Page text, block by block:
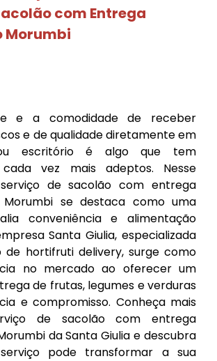
com Entrega
Morumbi
e a comodidade de receber
e de qualidade diretamente em
escritório é algo que tem
cada vez mais adeptos. Nesse
de sacolão com entrega
Morumbi se destaca como uma
conveniência e alimentação
Santa Giulia, especializada
de hortifruti delivery, surge como
no mercado ao oferecer um
de frutas, legumes e verduras
e compromisso. Conheça mais
de sacolão com entrega
da Santa Giulia e descubra
pode transformar a sua